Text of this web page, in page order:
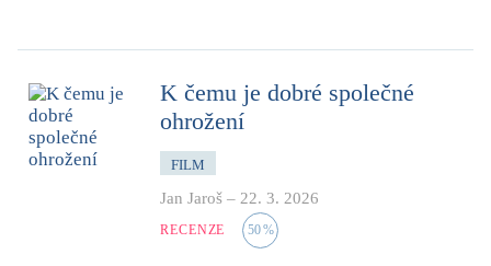
K čemu je dobré společné
ohrožení
FILM
Jan Jaroš – 22. 3. 2026
RECENZE 50%